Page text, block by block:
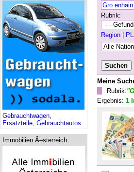
Gebrauchtwagen,
Ersatzteile, Gebrauchtautos
Immobilien Ã–sterreich
Rubrik:
Region
Meine
Rubrik:
Ergebnis: 1